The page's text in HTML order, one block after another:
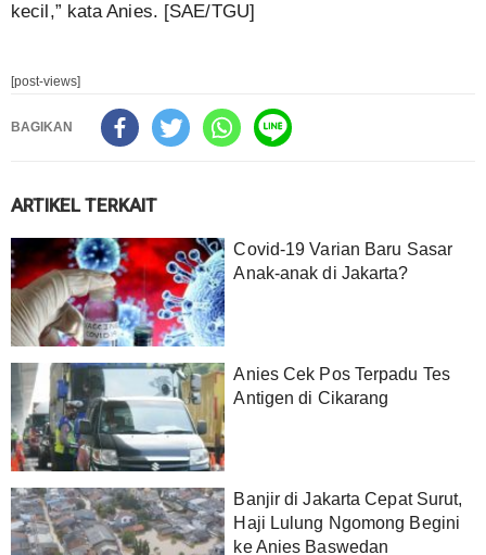
kecil,” kata Anies. [SAE/TGU]
[post-views]
BAGIKAN
ARTIKEL TERKAIT
Covid-19 Varian Baru Sasar
Anak-anak di Jakarta?
Anies Cek Pos Terpadu Tes
Antigen di Cikarang
Banjir di Jakarta Cepat Surut,
Haji Lulung Ngomong Begini
ke Anies Baswedan